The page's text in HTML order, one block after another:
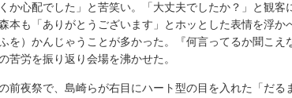
か心配でした」と苦笑い。「大丈夫でしたか？」と観客
本も「ありがとうございます」とホッとした表情を浮か
を）かんじゃうことが多かった。『何言ってるか聞こえ
苦労を振り返り会場を沸かせた。
前夜祭で、島崎らが右目にハート型の目を入れた「だる